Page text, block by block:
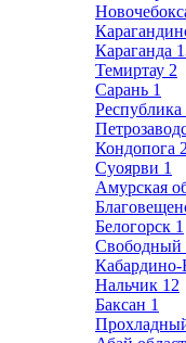
Караганда
Темиртау 2
Сарань 1
Кондопога 2
Суоярви 1
Амурская
Белогорск 1
Свободный
Кабардино-
Нальчик 12
Баксан 1